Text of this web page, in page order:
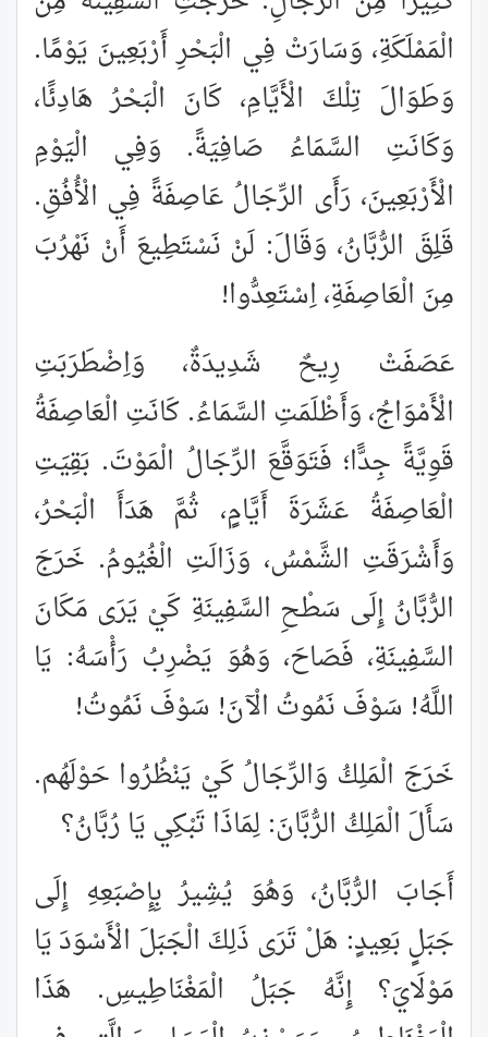
الْمَمْلَكَةِ، وَسَارَتْ فِي الْبَحْرِ أَرْبَعِينَ يَوْمًا.
وَطَوَالَ تِلْكَ الْأَيَّامِ، كَانَ الْبَحْرُ هَادِئًا،
وَكَانَتِ السَّمَاءُ صَافِيَةً. وَفِي الْيَوْمِ
الْأَرْبَعِينَ، رَأَى الرِّجَالُ عَاصِفَةً فِي الْأُفُقِ.
قَلِقَ الرُّبَّانُ، وَقَالَ: لَنْ نَسْتَطِيعَ أَنْ نَهْرُبَ
مِنَ الْعَاصِفَةِ، اِسْتَعِدُّوا!
عَصَفَتْ رِيحٌ شَدِيدَةٌ، وَاِضْطَرَبَتِ
الْأَمْوَاجُ، وَأَظْلَمَتِ السَّمَاءُ. كَانَتِ الْعَاصِفَةُ
قَوِيَّةً جِدًّا؛ فَتَوَقَّعَ الرِّجَالُ الْمَوْتَ. بَقِيَتِ
الْعَاصِفَةُ عَشَرَةَ أَيَّامٍ، ثُمَّ هَدَأَ الْبَحْرُ،
وَأَشْرَقَتِ الشَّمْسُ، وَزَالَتِ الْغُيُومُ. خَرَجَ
الرُّبَّانُ إِلَى سَطْحِ السَّفِينَةِ كَيْ يَرَى مَكَانَ
السَّفِينَةِ، فَصَاحَ، وَهُوَ يَضْرِبُ رَأْسَهُ: يَا
اللَّهُ! سَوْفَ نَمُوتُ الْآنَ! سَوْفَ نَمُوتُ!
خَرَجَ الْمَلِكُ وَالرِّجَالُ كَيْ يَنْظُرُوا حَوْلَهُم.
سَأَلَ الْمَلِكُ الرُّبَّانَ: لِمَاذَا تَبْكِي يَا رُبَّانُ؟
أَجَابَ الرُّبَّانُ، وَهُوَ يُشِيرُ بِإِصْبَعِهِ إِلَى
جَبَلٍ بَعِيدٍ: هَلْ تَرَى ذَلِكَ الْجَبَلَ الْأَسْوَدَ يَا
مَوْلَايَ؟ إِنَّهُ جَبَلُ الْمَغْنَاطِيسِ. هَذَا